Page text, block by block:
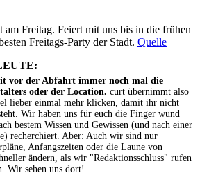
Freitag. Feiert mit uns bis in die frühen
Freitags-Party der Stadt. Quelle
vor der Abfahrt immer noch mal die
oder der Location. curt übernimmt also
lieber einmal mehr klicken, damit ihr nicht
Wir haben uns für euch die Finger wund
bestem Wissen und Gewissen (und nach einer
recherchiert. Aber: Auch wir sind nur
Anfangszeiten oder die Laune von
ändern, als wir "Redaktionsschluss" rufen
Wir sehen uns dort!